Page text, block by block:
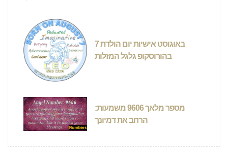
7 באוגוסט אישיות יום הולדת
בהורוסקופ גלגל המזלות
מספר מלאך 9606 משמעות:
הרחב את דמיונך